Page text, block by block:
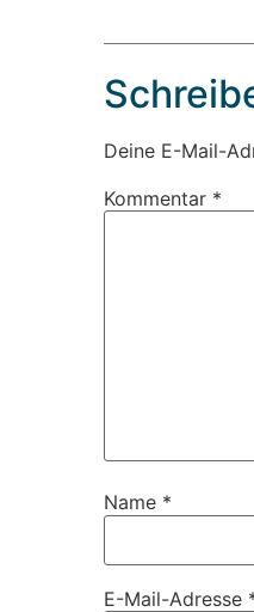
Deine E-Mail-
Kommentar *
Name *
E-Mail-Adresse